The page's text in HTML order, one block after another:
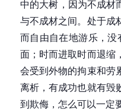
中的大树，因为不成材
与不成材之间。处于成
而自由自在地游乐，
面；时而进取时而退缩
会受到外物的拘束和劳
离析，有成功也就有毁
到欺侮，怎么可以一定